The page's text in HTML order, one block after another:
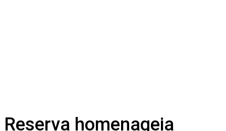
Reserva homenageia